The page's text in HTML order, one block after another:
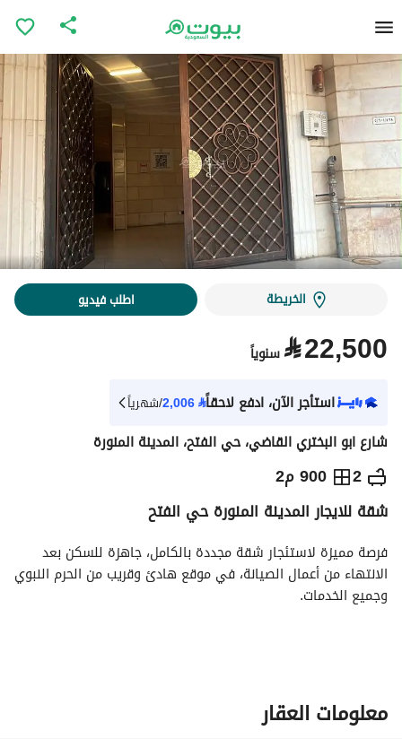
الخريطة اطلب فيديو
⃁22,500 سنوياً
استأجر الآن، ادفع لاحقاً⃁
2,006/شهرياً
شارع ابو البختري القاضي، حي الفتح، المدينة المنورة
2 900 م2 ⃁
22,500 سنوياً
الإعلان الاماكن القريبة
شقة للايجار المدينة المنورة حي الفتح
وجميع الخدمات.
صالة
2 حمام
معلومات العقار